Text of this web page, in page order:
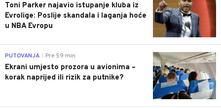
Toni Parker najavio istupanje kluba iz
Evrolige: Poslije skandala i laganja hoće
u NBA Evropu
0
PUTOVANJA Pre 59 min
Ekrani umjesto prozora u avionima –
korak naprijed ili rizik za putnike?